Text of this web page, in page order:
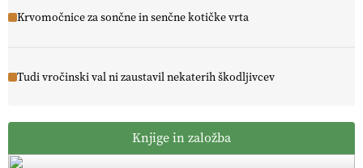
Krvomočnice za sončne in senčne kotičke vrta
Tudi vročinski val ni zaustavil nekaterih škodljivcev
Knjige in založba